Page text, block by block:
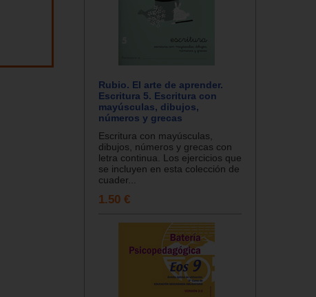
Rubio. El arte de aprender.
Escritura 5. Escritura con
mayúsculas, dibujos,
números y grecas
Escritura con mayúsculas,
dibujos, números y grecas con
letra continua. Los ejercicios que
se incluyen en esta colección de
cuader...
1.50 €